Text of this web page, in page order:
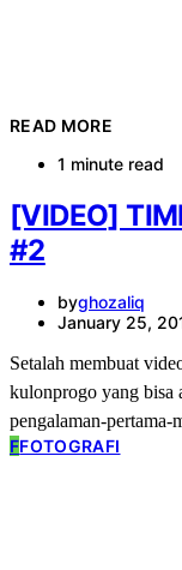
READ MORE
1 minute read
[VIDEO]
#2
byghozaliq
January 25,
Setalah membuat
kulonprogo yang bisa
pengalaman-
FFOTOGRAFI